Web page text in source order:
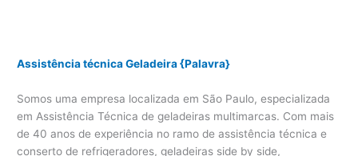
Assistência técnica Geladeira {Palavra}
Somos uma empresa localizada em São Paulo, especializada
em Assistência Técnica de geladeiras multimarcas. Com mais
de 40 anos de experiência no ramo de assistência técnica e
conserto de refrigeradores, geladeiras side by side,